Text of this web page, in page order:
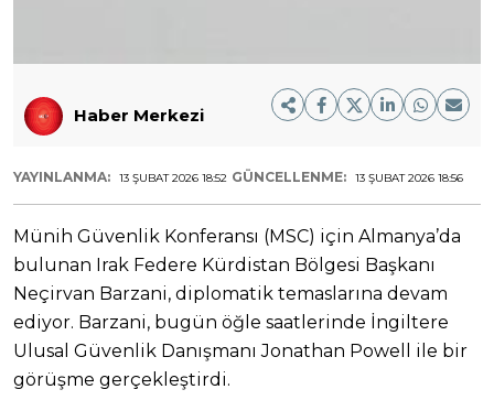
Haber Merkezi
YAYINLANMA: 13 ŞUBAT 2026 18:52 GÜNCELLENME: 13 ŞUBAT 2026 18:56
Münih Güvenlik Konferansı (MSC) için Almanya’da
bulunan Irak Federe Kürdistan Bölgesi Başkanı
Neçirvan Barzani, diplomatik temaslarına devam
ediyor. Barzani, bugün öğle saatlerinde İngiltere
Ulusal Güvenlik Danışmanı Jonathan Powell ile bir
görüşme gerçekleştirdi.